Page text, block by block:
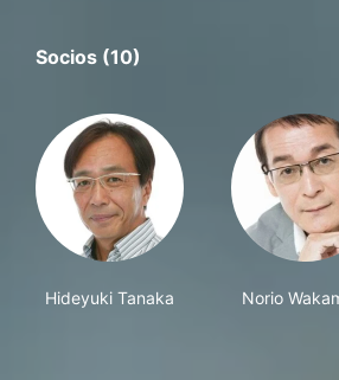
Socios (10)
Hideyuki Tanaka Norio